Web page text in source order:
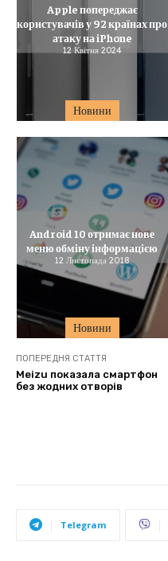
Новини
Apple попереджає
користувачів у 92 країнах про
атаку на iPhone
12 Квітня 2024
Новини
Android 10 отримає нове
меню обміну інформацією
12 Листопада 2018
ПОПЕРЕДНЯ СТАТТЯ
Meizu показала смартфон
без жодних отворів
Telegram